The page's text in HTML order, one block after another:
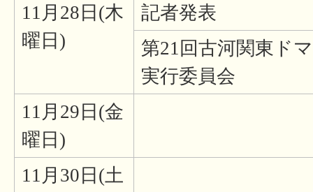
11月28日(木
曜日)
記者発表
第21回古河関東ド
実行委員会
11月29日(金
曜日)
11月30日(土